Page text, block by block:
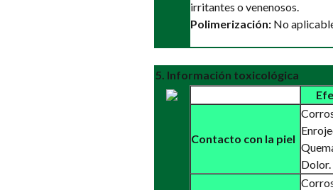
irritantes o venenosos.
Polimerización:No
5. Información toxicológica
Contacto con la piel
Dolor.